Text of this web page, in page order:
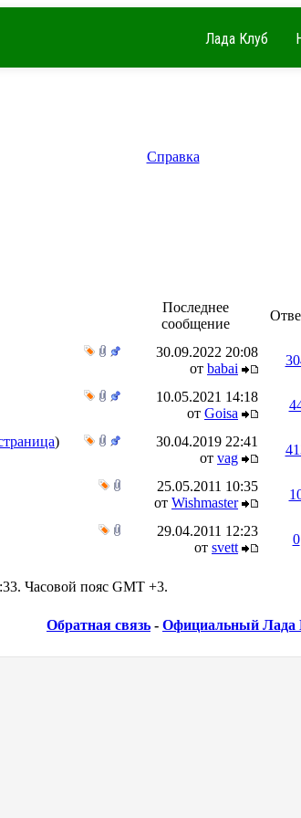
Лада Клуб
Справка
Последнее
сообщение
30.09.2022 20:08
от babai
10.05.2021 14:18
от Goisa
)
30.04.2019 22:41
от vag
25.05.2011 10:35
от Wishmaster
29.04.2011 12:23
от svett
0
. Часовой пояс GMT +3.
Обратная связь - Официальный Лада